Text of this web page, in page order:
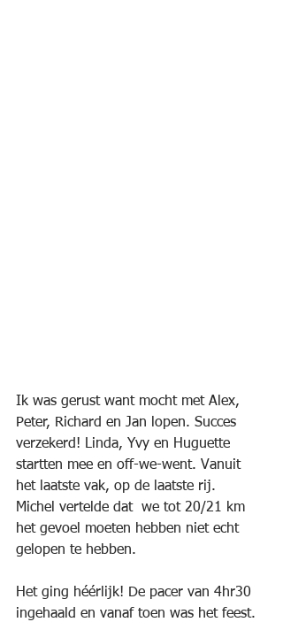
Ik was gerust want mocht met Alex,
Peter, Richard en Jan lopen. Succes
verzekerd! Linda, Yvy en Huguette
startten mee en off-we-went. Vanuit
het laatste vak, op de laatste rij.
Michel vertelde dat  we tot 20/21 km
het gevoel moeten hebben niet echt
gelopen te hebben.
Het ging héérlijk! De pacer van 4hr30
ingehaald en vanaf toen was het feest.